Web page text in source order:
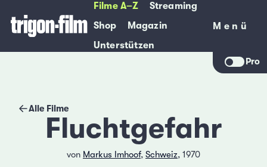
Filme A–Z
Streaming
Shop
Magazin
Unterstützen
Menü
Menü
Pro
Alle Filme
Fluchtgefahr
von Markus Imhoof, Schweiz, 1970